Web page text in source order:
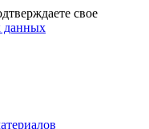
свое
данных